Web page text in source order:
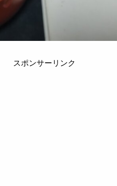
スポンサーリンク